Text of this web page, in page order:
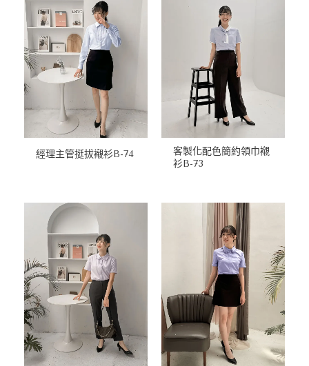
經理主管挺拔襯衫B-74
客製化配色簡約領巾襯
衫B-73